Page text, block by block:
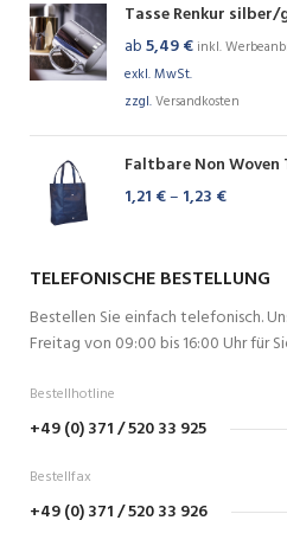
Tasse Renkur
ab5,49€ inkl.
exkl. MwSt.
zzgl.Versandkosten
Faltbare Non Woven
1,21 €– 1,23 €
TELEFONISCHE BESTELLUNG
Bestellen Sie einfach telefonisch.
Freitag von 09:00 bis 16:00 Uhr für
Bestellhotline
+49 (0) 371 / 520 33 925
Bestellfax
+49 (0) 371 / 520 33 926